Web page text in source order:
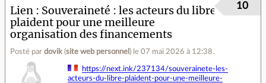
Lien
Souveraineté : les acteurs du libre
plaident pour une meilleure
organisation des financements
Posté par dovik (site web personnel ) le 07 mai 2026 à 12:38.
10
https://next.ink/237134/souverainete-les-
acteurs-du-libre-plaident-pour-une-meilleure-